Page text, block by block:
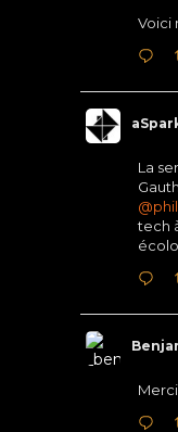
Voici
La
tech
Merci